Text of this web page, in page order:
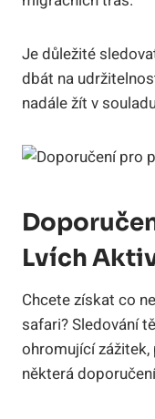
Je důležité
dbát na
nadále žít v
Lvích
Chcete získat co
safari? Sledování
ohromující zážitek,
některá